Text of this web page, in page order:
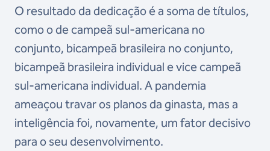
O resultado da dedicação é a soma de títulos,
como o de campeã sul-americana no
conjunto, bicampeã brasileira no conjunto,
bicampeã brasileira individual e vice campeã
sul-americana individual. A pandemia
ameaçou travar os planos da ginasta, mas a
inteligência foi, novamente, um fator decisivo
para o seu desenvolvimento.